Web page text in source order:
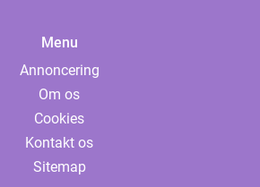
Menu
Annoncering
Om os
Cookies
Kontakt os
Sitemap